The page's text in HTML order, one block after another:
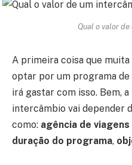
Qual o valor
A primeira coisa que
optar por um programa
irá gastar com isso. Bem,
intercâmbio vai depender
como: agência de
duração do programa,